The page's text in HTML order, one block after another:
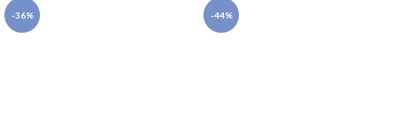
-36% -44%